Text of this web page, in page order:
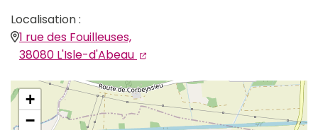
Localisation :
1 rue des Fouilleuses,
38080 L'Isle-d'Abeau (ouverture dans un nouvel
(ouverture dans un nouvel
+
−